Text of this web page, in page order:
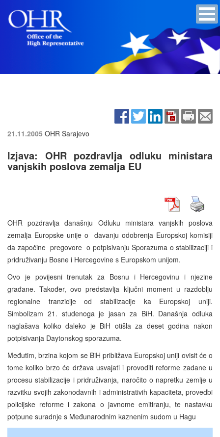
21.11.2005 OHR Sarajevo
Izjava: OHR pozdravlja odluku ministara
vanjskih poslova zemalja EU
OHR pozdravlja današnju Odluku ministara vanjskih poslova
zemalja Europske unije o davanju odobrenja Europskoj komisiji
da započine pregovore o potpisivanju Sporazuma o stabilizaciji i
pridruživanju Bosne i Hercegovine s Europskom unijom.
Ovo je povijesni trenutak za Bosnu i Hercegovinu i njezine
građane. Također, ovo predstavlja ključni moment u razdoblju
regionalne tranzicije od stabilizacije ka Europskoj uniji.
Simbolizam 21. studenoga je jasan za BiH. Današnja odluka
naglašava koliko daleko je BiH otišla za deset godina nakon
potpisivanja Daytonskog sporazuma.
Međutim, brzina kojom se BiH približava Europskoj uniji ovisit će o
tome koliko brzo će država usvajati i provoditi reforme zadane u
procesu stabilizacije i pridruživanja, naročito o napretku zemlje u
razvitku svojih zakonodavnih i administrativih kapaciteta, provedbi
policijske reforme i zakona o javnome emitiranju, te nastavku
potpune suradnje s Međunarodnim kaznenim sudom u Hagu